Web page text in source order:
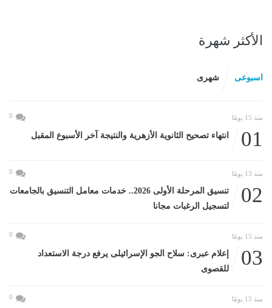
الأكثر شهرة
اسبوعى شهرى
منذ 15 يومًا 0
01 انتهاء تصحيح الثانوية الأزهرية والنتيجة آخر الأسبوع المقبل
منذ 13 يومًا 0
02
تنسيق المرحلة الأولى 2026.. خدمات معامل التنسيق بالجامعات
لتسجيل الرغبات مجانا
منذ 15 يومًا 0
03
إعلام عبرى: سلاح الجو الإسرائيلى يرفع درجة الاستعداد
للقصوى
منذ 15 يومًا 0